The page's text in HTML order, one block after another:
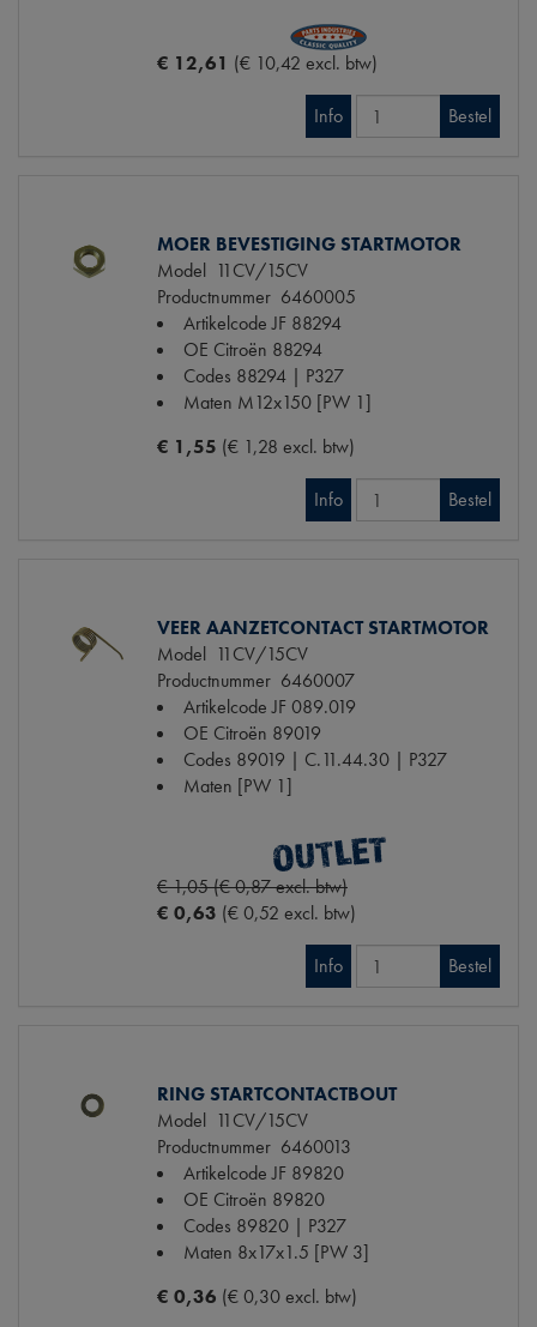
€ 12,61 (€ 10,42 excl. btw)
Info Bestel
MOER BEVESTIGING STARTMOTOR
Model 11CV/15CV
Productnummer 6460005
Artikelcode JF 88294
OE Citroën 88294
Codes 88294 | P327
Maten M12x150 [PW 1]
€ 1,55 (€ 1,28 excl. btw)
Info Bestel
VEER AANZETCONTACT STARTMOTOR
Model 11CV/15CV
Productnummer 6460007
Artikelcode JF089.019
OE Citroën 89019
Codes 89019 | C.11.44.30 | P327
Maten [PW 1]
€ 1,05 (€ 0,87 excl. btw)
€ 0,63 (€ 0,52 excl. btw)
Info Bestel
RING STARTCONTACTBOUT
Model 11CV/15CV
Productnummer 6460013
Artikelcode JF 89820
OE Citroën 89820
Codes 89820 | P327
Maten 8x17x1.5 [PW 3]
€ 0,36 (€ 0,30 excl. btw)